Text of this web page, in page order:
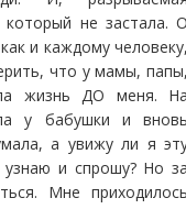
не застала.
и каждому
что у мамы,
жизнь ДО меня.
у бабушки и
а увижу ли я
и спрошу? Но
Мне